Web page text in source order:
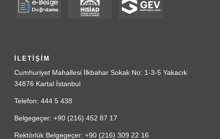
İLETİŞİM
Cumhuriyet Mahallesi İlkbahar Sokak No: 1-3-5 Yakacık
34876 Kartal İstanbul
Telefon: 444 5 438
Belgegeçer: +90 (216) 452 87 17
Rektörlük Belgegeçer: +90 (216) 309 22 16